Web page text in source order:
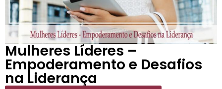
Mulheres Líderes –
Empoderamento e Desafios
na Liderança